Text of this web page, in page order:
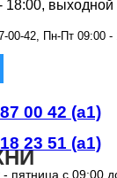
18:00,
00-42, Пн-Пт 09:00 -
00 42 (a1)
23 51 (a1)
пятница с 09:00